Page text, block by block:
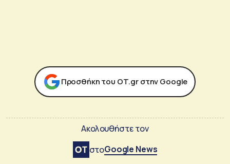
Προσθήκη του ΟΤ.gr στην Google
Ακολουθήστε τον
στοGoogle News